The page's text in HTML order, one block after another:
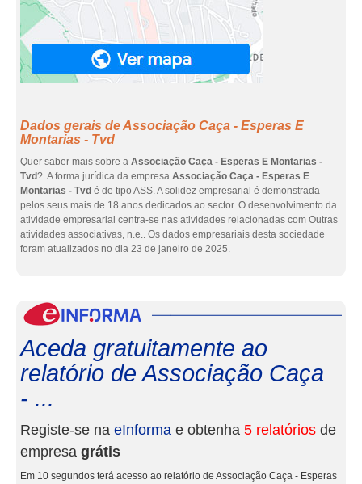
Dados gerais de Associação Caça - Esperas E
Montarias - Tvd
Quer saber mais sobre a Associação Caça - Esperas E Montarias -
Tvd?. A forma jurídica da empresa Associação Caça - Esperas E
Montarias - Tvd é de tipo ASS. A solidez empresarial é demonstrada
pelos seus mais de 18 anos dedicados ao sector. O desenvolvimento da
atividade empresarial centra-se nas atividades relacionadas com Outras
atividades associativas, n.e.. Os dados empresariais desta sociedade
foram atualizados no dia 23 de janeiro de 2025.
Aceda gratuitamente ao
relatório de Associação Caça
- ...
Registe-se na eInforma e obtenha 5 relatórios de
empresa grátis
Em 10 segundos terá acesso ao relatório de Associação Caça - Esperas